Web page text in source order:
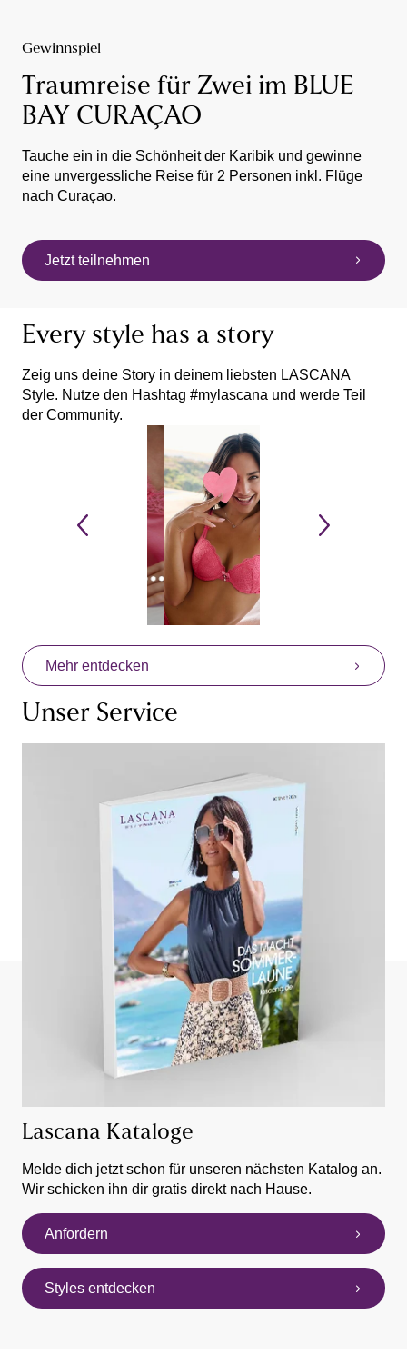
Gewinnspiel
Traumreise für Zwei im BLUE
BAY CURAÇAO
Tauche ein in die Schönheit der Karibik und gewinne
eine unvergessliche Reise für 2 Personen inkl. Flüge
nach Curaçao.
Jetzt teilnehmen
Every style has a story
Zeig uns deine Story in deinem liebsten LASCANA
Style. Nutze den Hashtag #mylascana und werde Teil
der Community.
Mehr entdecken
Unser Service
Lascana Kataloge
Melde dich jetzt schon für unseren nächsten Katalog an.
Wir schicken ihn dir gratis direkt nach Hause.
Anfordern
Styles entdecken